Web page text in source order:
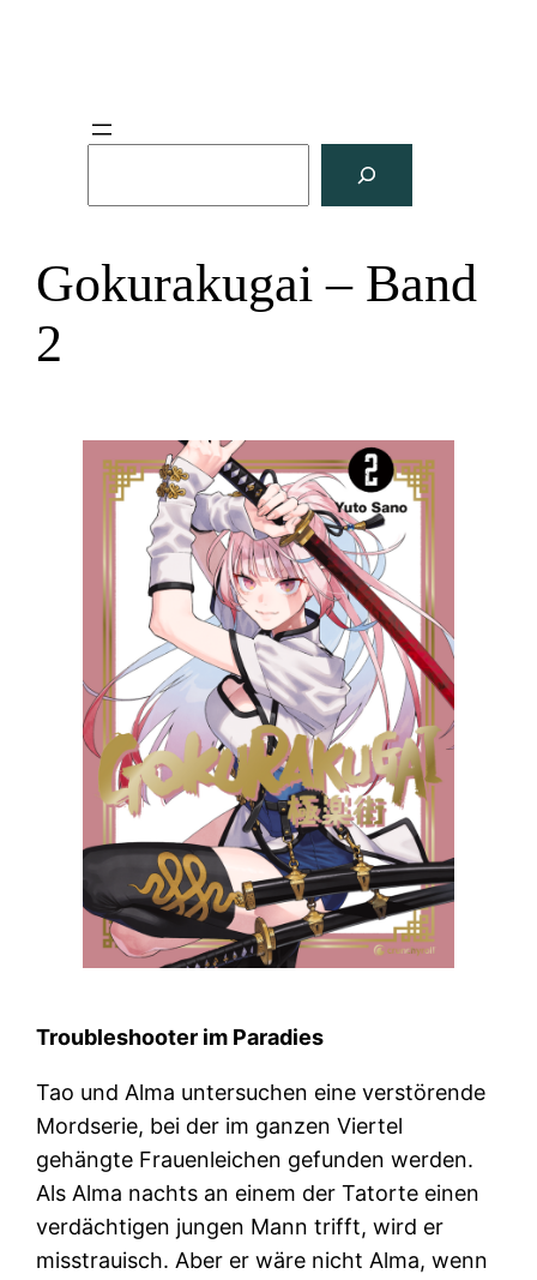
e
Gokurakugai – Band
2
Troubleshooter im Paradies
Tao und Alma untersuchen eine verstörende
Mordserie, bei der im ganzen Viertel
gehängte Frauenleichen gefunden werden.
Als Alma nachts an einem der Tatorte einen
verdächtigen jungen Mann trifft, wird er
misstrauisch. Aber er wäre nicht Alma, wenn